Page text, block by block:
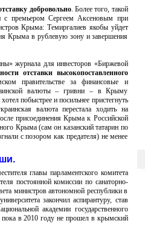
добровольно. Более того, такой
с премьером Сергеем Аксеновым при
Крыма: Темиргалиев якобы уйдет
Крыма в рублевую зону и завершения
журнала для инвесторов «Биржевой
отставки высокопоставленного
правительстве за финансовые и
валюты – гривни – в Крыму
побыстрее и посильнее пристегнуть
валюта перестала ходить на
присоединения Крыма к Российской
Крыма (сам он казанский татарин по
с позором как предателя) не менее
главы парламентского комитета
постоянной комиссии по санаторно-
министров автономной республики в
закончил аспирантуру, став
академии государственного
пока в 2010 году не прошел в крымский